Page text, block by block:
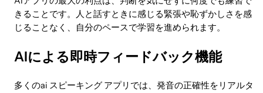
きることです。人と話すときに感じる緊張や恥ずかしさを感
じることなく、自分のペースで学習を進められます。
AIによる即時フィードバック機能
多くのai スピーキング アプリでは、発音の正確性をリアルタ